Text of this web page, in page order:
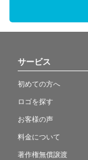
サービス
初めての方へ
ロゴを探す
お客様の声
料金について
著作権無償譲渡